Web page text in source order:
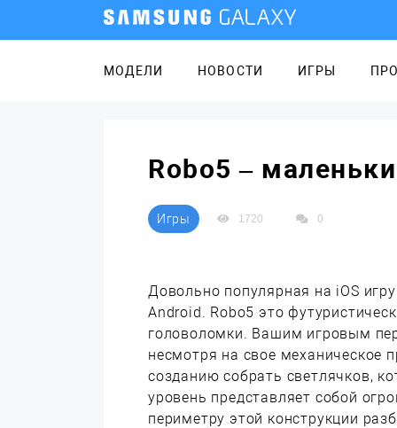
МОДЕЛИ НОВОСТИ ИГРЫ
Robo5 –
Игры 1720 0
Довольно популярная на iOS
Android. Robo5 это
головоломки. Вашим игровым
несмотря на свое механическое
созданию собрать светлячков,
уровень представляет собой
периметру этой конструкции